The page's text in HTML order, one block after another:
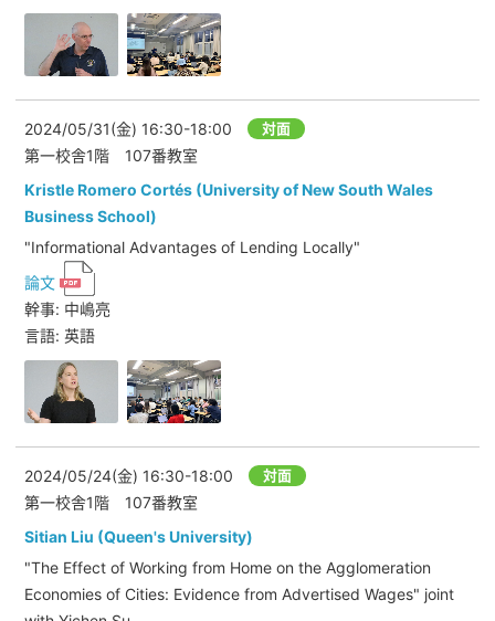
2024/05/31(金) 16:30-18:00 対面
第一校舎1階 107番教室
Kristle Romero Cortés (University of New South Wales
Business School)
"Informational Advantages of Lending Locally"
論文
幹事: 中嶋亮
言語: 英語
2024/05/24(金) 16:30-18:00 対面
第一校舎1階 107番教室
Sitian Liu (Queen's University)
"The Effect of Working from Home on the Agglomeration
Economies of Cities: Evidence from Advertised Wages" joint